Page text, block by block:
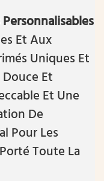
Et Aux
Uniques Et
Et
Et Une
De
Pour Les
Toute La